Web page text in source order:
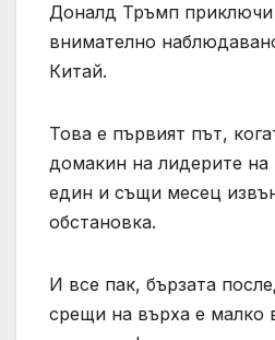
Доналд Тръмп приключи
внимателно
Китай.
Това е първият път,
домакин на лидерите
един и същи месец
обстановка.
И все пак, бързата
срещи на върха е малко